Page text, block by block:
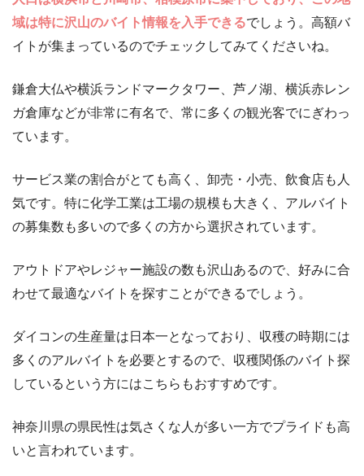
域は特に沢山のバイト情報を入手できるでしょう。高額バ
イトが集まっているのでチェックしてみてくださいね。
鎌倉大仏や横浜ランドマークタワー、芦ノ湖、横浜赤レン
ガ倉庫などが非常に有名で、常に多くの観光客でにぎわっ
ています。
サービス業の割合がとても高く、卸売・小売、飲食店も人
気です。特に化学工業は工場の規模も大きく、アルバイト
の募集数も多いので多くの方から選択されています。
アウトドアやレジャー施設の数も沢山あるので、好みに合
わせて最適なバイトを探すことができるでしょう。
ダイコンの生産量は日本一となっており、収穫の時期には
多くのアルバイトを必要とするので、収穫関係のバイト探
しているという方にはこちらもおすすめです。
神奈川県の県民性は気さくな人が多い一方でプライドも高
いと言われています。